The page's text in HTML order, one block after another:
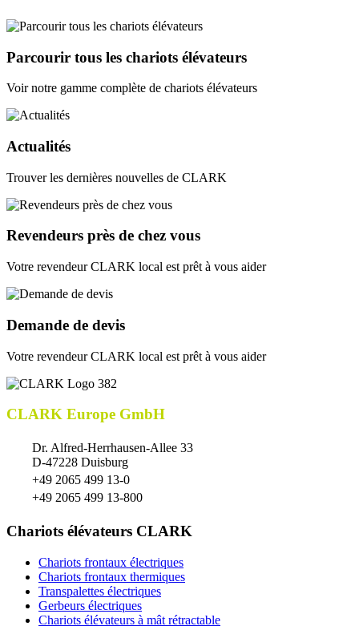
Parcourir tous les chariots élévateurs
Voir notre gamme complète de chariots élévateurs
Actualités
Trouver les dernières nouvelles de CLARK
Revendeurs près de chez vous
Votre revendeur CLARK local est prêt à vous aider
Demande de devis
Votre revendeur CLARK local est prêt à vous aider
CLARK Europe GmbH
Dr. Alfred-Herrhausen-Allee 33
D-47228 Duisburg
+49 2065 499 13-0
+49 2065 499 13-800
Chariots élévateurs CLARK
Chariots frontaux électriques
Chariots frontaux thermiques
Transpalettes électriques
Gerbeurs électriques
Chariots élévateurs à mât rétractable